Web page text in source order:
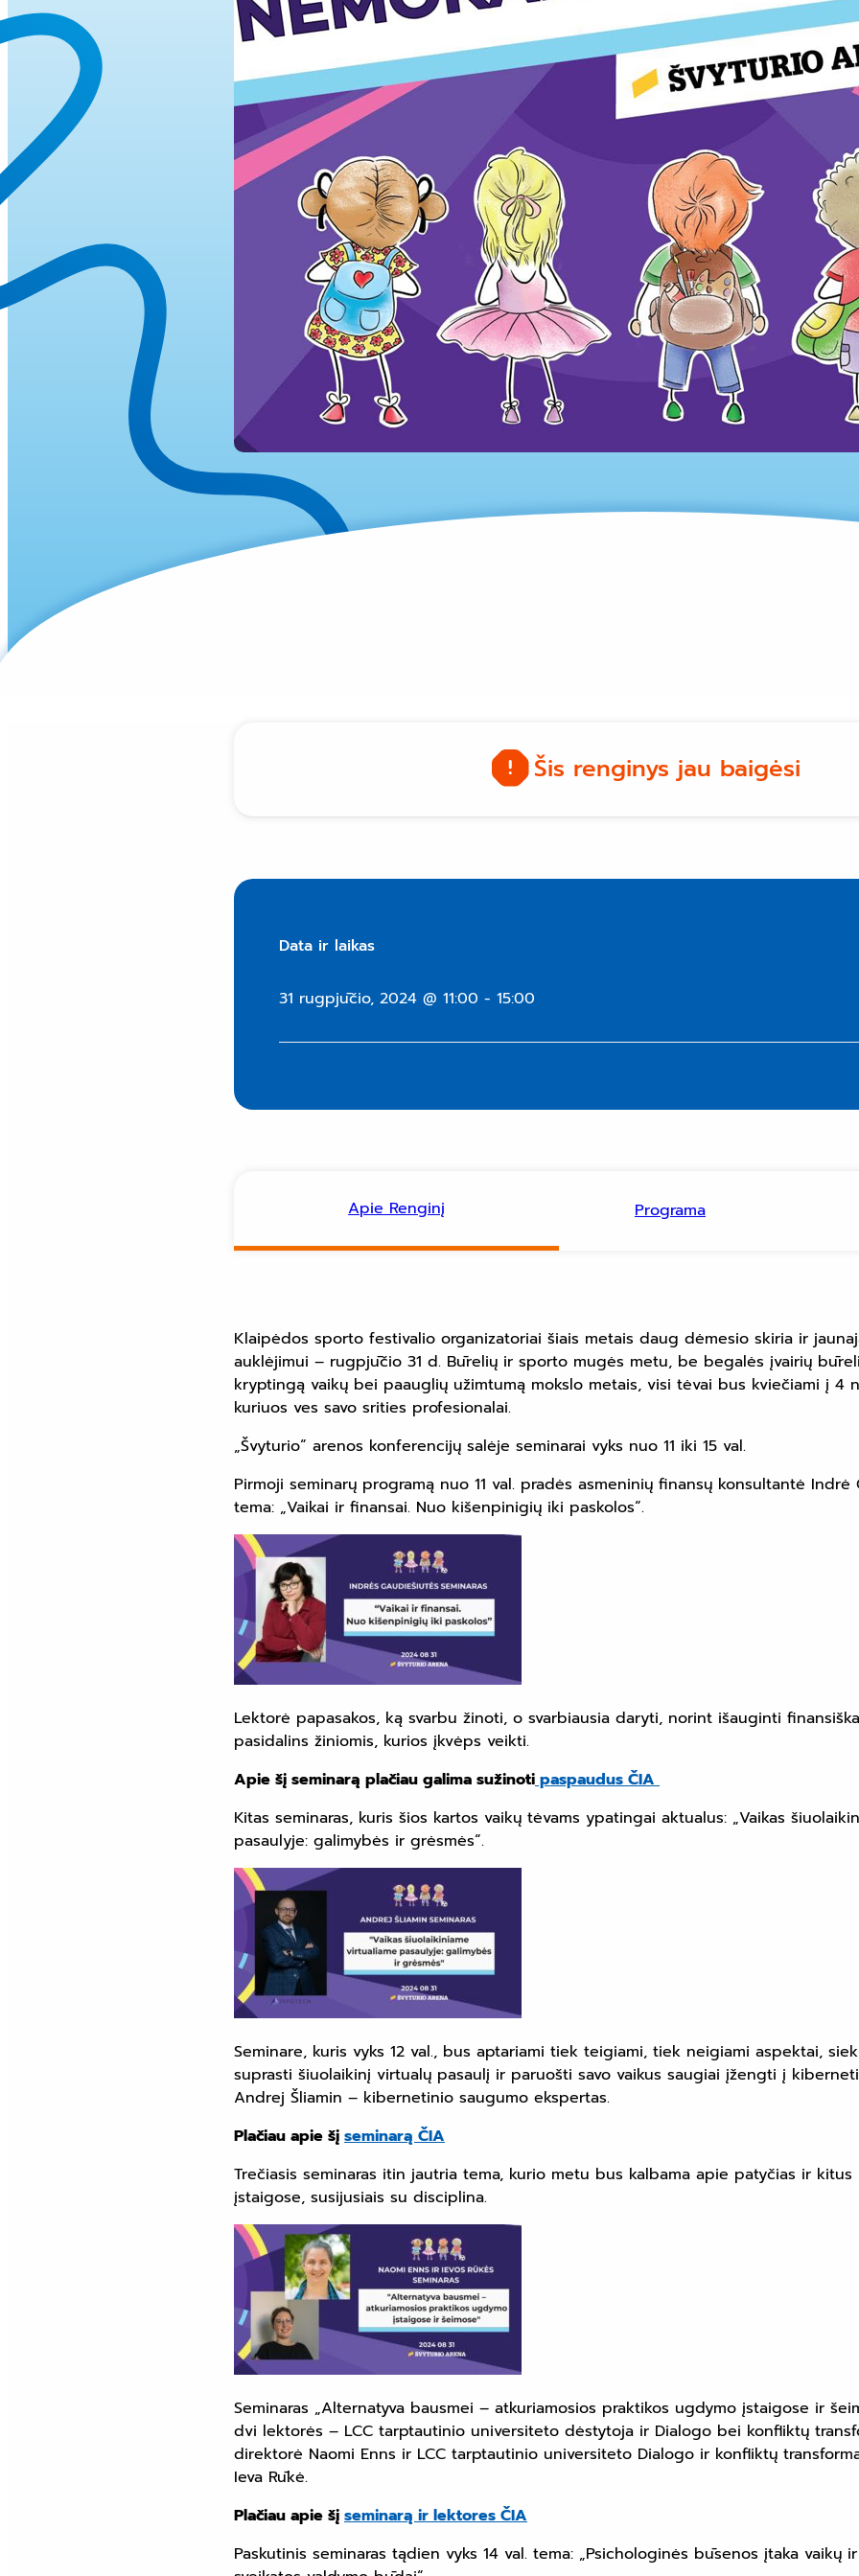
Šis renginys jau baigėsi
Data ir laikas
31 rugpjūčio, 2024 @ 11:00 - 15:00
Apie Renginį Programa
Klaipėdos sporto festivalio organizatoriai šiais metais daug dėmesio skiria ir
auklėjimui – rugpjūčio 31 d. Būrelių ir sporto mugės metu, be begalės įvairių
kryptingą vaikų bei paauglių užimtumą mokslo metais, visi tėvai bus kviečiami į 4
kuriuos ves savo srities profesionalai.
„Švyturio“ arenos konferencijų salėje seminarai vyks nuo 11 iki 15 val.
Pirmoji seminarų programą nuo 11 val. pradės asmeninių finansų konsultantė Indrė
tema: „Vaikai ir finansai. Nuo kišenpinigių iki paskolos“.
Lektorė papasakos, ką svarbu žinoti, o svarbiausia daryti, norint išauginti
pasidalins žiniomis, kurios įkvėps veikti.
Apie šį seminarą plačiau galima sužinotipaspaudus ČIA
Kitas seminaras, kuris šios kartos vaikų tėvams ypatingai aktualus: „Vaikas
pasaulyje: galimybės ir grėsmės“.
Seminare, kuris vyks 12 val., bus aptariami tiek teigiami, tiek neigiami aspektai,
suprasti šiuolaikinį virtualų pasaulį ir paruošti savo vaikus saugiai įžengti į
Andrej Šliamin – kibernetinio saugumo ekspertas.
Plačiau apie šį seminarą ČIA
Trečiasis seminaras itin jautria tema, kurio metu bus kalbama apie patyčias ir
įstaigose, susijusiais su disciplina.
Seminaras „Alternatyva bausmei – atkuriamosios praktikos ugdymo įstaigose ir
dvi lektorės – LCC tarptautinio universiteto dėstytoja ir Dialogo bei konfliktų
direktorė Naomi Enns ir LCC tarptautinio universiteto Dialogo ir konfliktų
Ieva Rūkė.
Plačiau apie šį seminarą ir lektores ČIA
Paskutinis seminaras tądien vyks 14 val. tema: „Psichologinės būsenos įtaka vaikų